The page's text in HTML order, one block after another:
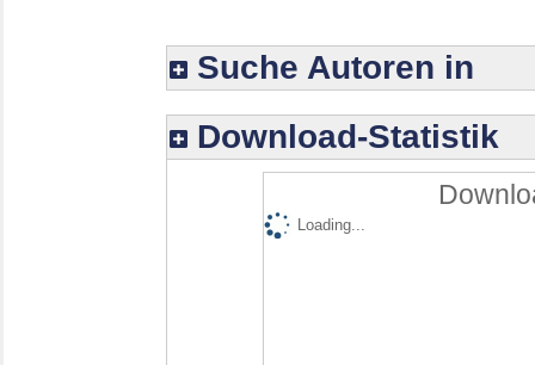
Suche Autoren in
Download-Statistik
Loading...